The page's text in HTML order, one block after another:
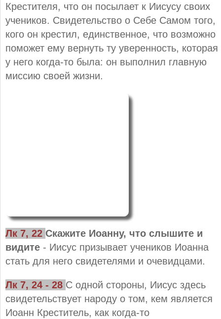
Крестителя, что он посылает к Иисусу своих
учеников. Свидетельство о Себе Самом того,
кого он крестил, единственное, что возможно
поможет ему вернуть ту уверенность, которая
у него когда-то была: он выполнил главную
миссию своей жизни.
Лк 7, 22 Скажите Иоанну, что слышите и
видите - Иисус призывает учеников Иоанна
стать для него свидетелями и очевидцами.
Лк 7, 24 - 28 С одной стороны, Иисус здесь
свидетельствует народу о том, кем является
Иоанн Креститель, как когда-то